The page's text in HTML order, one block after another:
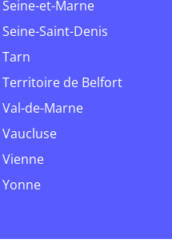
Seine-et-Marne
Seine-Saint-Denis
Tarn
Territoire de Belfort
Val-de-Marne
Vaucluse
Vienne
Yonne